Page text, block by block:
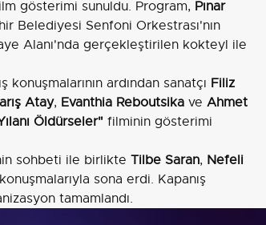
gösterimi sunuldu. Program, Pınar
Belediyesi Senfoni Orkestrası'nın
Alanı'nda gerçekleştirilen kokteyl ile
ardından sanatçı Filiz
Atay, Evanthia Reboutsika ve Ahmet
Öldürseler" filminin gösterimi
sohbeti ile birlikte Tilbe Saran, Nefeli
sona erdi. Kapanış
tamamlandı.